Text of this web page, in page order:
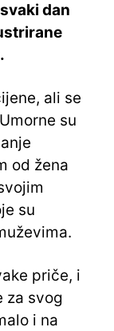
vaki dan
ali se
su
od žena
su
priče, i
za svog
i na